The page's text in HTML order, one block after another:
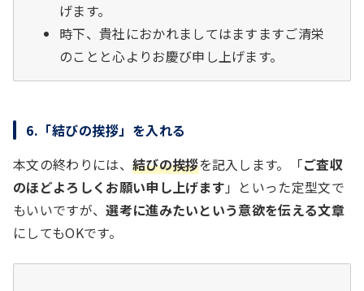
げます。
時下、貴社におかれましてはますますご清栄
のことと心よりお慶び申し上げます。
6.「結びの挨拶」を入れる
本文の終わりには、 結びの挨拶を記入します。「ご査収
のほどよろしくお願い申し上げます 」といった定型文で
もいいですが、選考に進みたいという意欲を伝える文章
にしてもOKです。